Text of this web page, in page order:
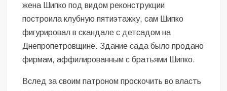
жена Шипко под видом реконструкции
построила клубную пятиэтажку, сам Шипко
фигурировал в скандале с детсадом на
Днепропетровщине. Здание сада было продано
фирмам, аффилированным с братьями Шипко.
Вслед за своим патроном проскочить во власть